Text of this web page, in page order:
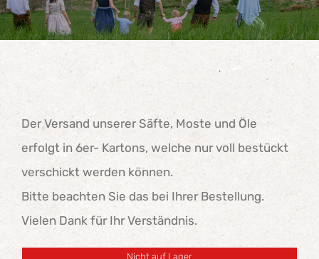
Der Versand unserer Säfte, Moste und Öle
erfolgt in 6er- Kartons, welche nur voll bestückt
verschickt werden können.
Bitte beachten Sie das bei Ihrer Bestellung.
Vielen Dank für Ihr Verständnis.
Nicht auf Lager